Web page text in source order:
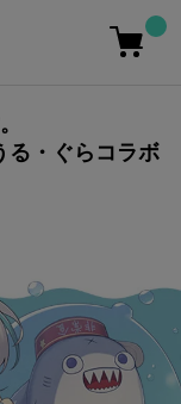
る・ぐらコラボ